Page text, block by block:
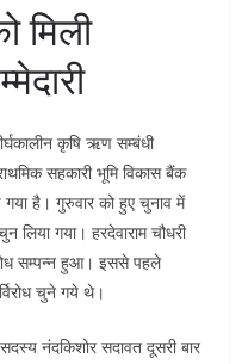
मिली
कृषि ऋण सम्बंधी
सहकारी भूमि विकास बैंक
गया है। गुरुवार को हुए चुनाव में
गया। हरदेवाराम चौधरी
सम्पन्न हुआ। इससे पहले
चुने गये थे।
नंदकिशोर सदावत दूसरी बार